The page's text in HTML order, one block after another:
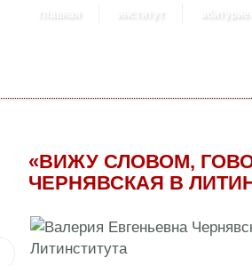
главная институт
«ВИЖУ СЛОВОМ,
ЧЕРНЯВСКАЯ В